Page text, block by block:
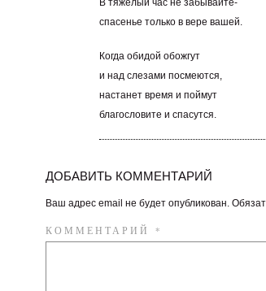
В тяжёлый час не забывайте-
спасенье только в вере вашей.
Когда обидой обожгут
и над слезами посмеются,
настанет время и поймут
благословите и спасутся.
ДОБАВИТЬ КОММЕНТАРИЙ
Ваш адрес email не будет опубликован.
КОММЕНТАРИЙ *